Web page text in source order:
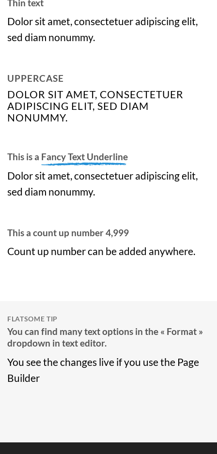
Thin text
Dolor sit amet, consectetuer adipiscing elit,
sed diam nonummy.
UPPERCASE
DOLOR SIT AMET, CONSECTETUER
ADIPISCING ELIT, SED DIAM
NONUMMY.
This is a Fancy Text Underline
Dolor sit amet, consectetuer adipiscing elit,
sed diam nonummy.
This a count up number5,000
Count up number can be added anywhere.
FLATSOME TIP
You can find many text options in the « Format »
dropdown in text editor.
You see the changes live if you use the Page
Builder